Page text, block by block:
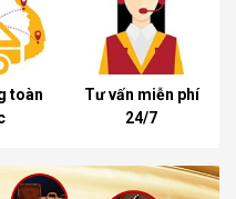
toàn
Tư vấn miễn phí
24/7